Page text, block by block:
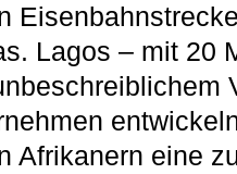
Lagos – mit 20
Afrikanern eine